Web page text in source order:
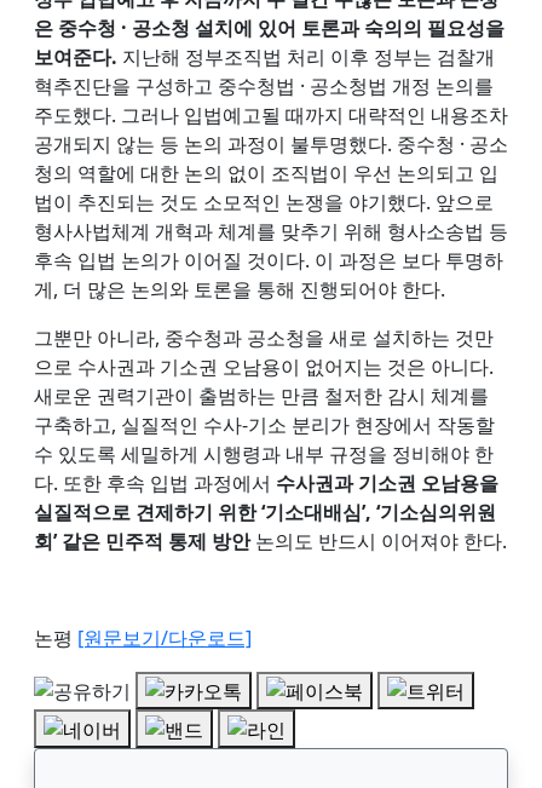
은 중수청 · 공소청 설치에 있어 토론과 숙의의 필요성을
보여준다. 지난해 정부조직법 처리 이후 정부는 검찰개
혁추진단을 구성하고 중수청법 · 공소청법 개정 논의를
주도했다. 그러나 입법예고될 때까지 대략적인 내용조차
공개되지 않는 등 논의 과정이 불투명했다. 중수청 · 공소
청의 역할에 대한 논의 없이 조직법이 우선 논의되고 입
법이 추진되는 것도 소모적인 논쟁을 야기했다. 앞으로
형사사법체계 개혁과 체계를 맞추기 위해 형사소송법 등
후속 입법 논의가 이어질 것이다. 이 과정은 보다 투명하
게, 더 많은 논의와 토론을 통해 진행되어야 한다.
그뿐만 아니라, 중수청과 공소청을 새로 설치하는 것만
으로 수사권과 기소권 오남용이 없어지는 것은 아니다.
새로운 권력기관이 출범하는 만큼 철저한 감시 체계를
구축하고, 실질적인 수사-기소 분리가 현장에서 작동할
수 있도록 세밀하게 시행령과 내부 규정을 정비해야 한
다. 또한 후속 입법 과정에서 수사권과 기소권 오남용을
실질적으로 견제하기 위한 ‘기소대배심’, ‘기소심의위원
회’ 같은 민주적 통제 방안논의도 반드시 이어져야 한다.
논평 [원문보기/다운로드]